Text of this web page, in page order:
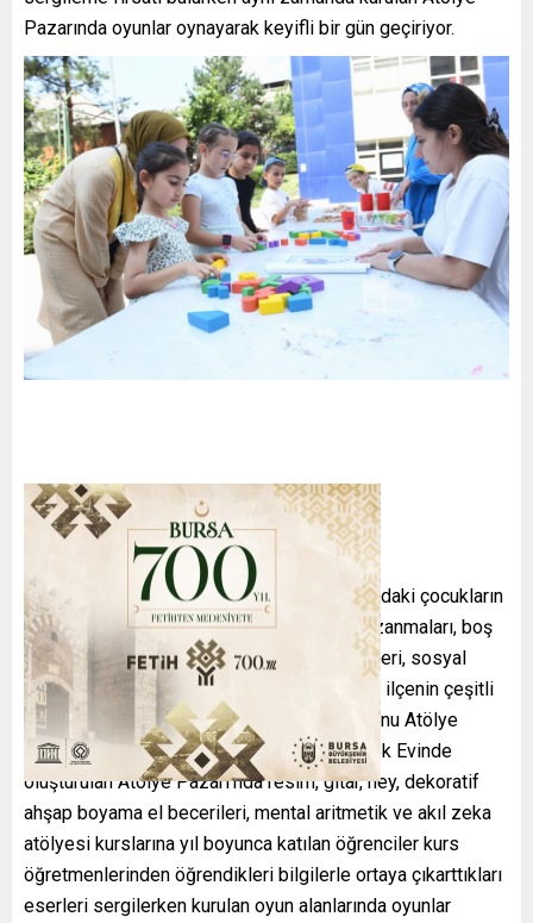
Pazarında oyunlar oynayarak keyifli bir gün geçiriyor.
Osmangazi Belediyesi’nin 8-14 yaş aralığındaki çocukların
ders çalışmaları, kitap okuma alışkanlığı kazanmaları, boş
vakitlerini yararlı bir şekilde değerlendirmeleri, sosyal
alanda yeteneklerini geliştirmeleri amacıyla ilçenin çeşitli
noktalarında açtığı Yetenek Evleri’nde yıl sonu Atölye
Pazarı oluşturuluyor. İlk olarak Emek Yetenek Evinde
oluşturulan Atölye Pazarı’nda resim, gitar, ney, dekoratif
ahşap boyama el becerileri, mental aritmetik ve akıl zeka
atölyesi kurslarına yıl boyunca katılan öğrenciler kurs
öğretmenlerinden öğrendikleri bilgilerle ortaya çıkarttıkları
eserleri sergilerken kurulan oyun alanlarında oyunlar